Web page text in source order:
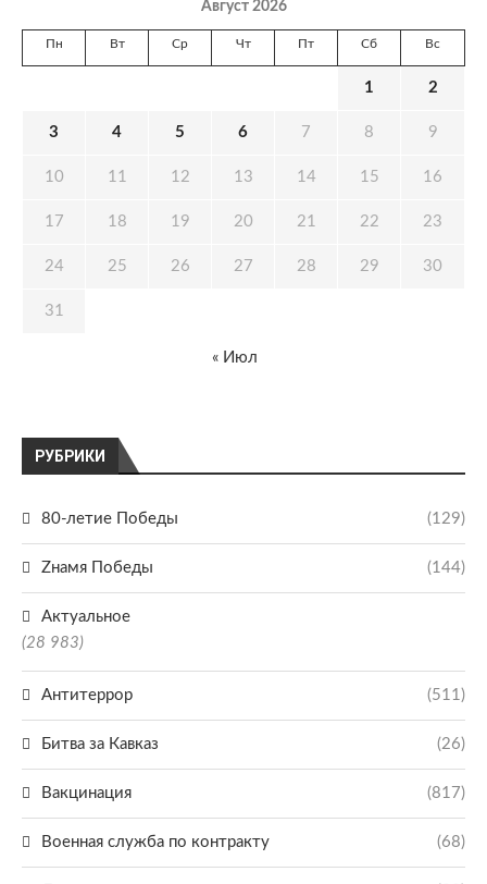
РУБРИКИ
80-летие Победы (129)
Zнамя Победы (144)
Актуальное
(28 983)
Антитеррор (511)
Битва за Кавказ (26)
Вакцинация (817)
Военная служба по контракту (68)
Август 2026
Пн Вт Ср Чт Пт Сб Вс
1 2
3 4 5 6 7 8 9
10 11 12 13 14 15 16
17 18 19 20 21 22 23
24 25 26 27 28 29 30
31
« Июл